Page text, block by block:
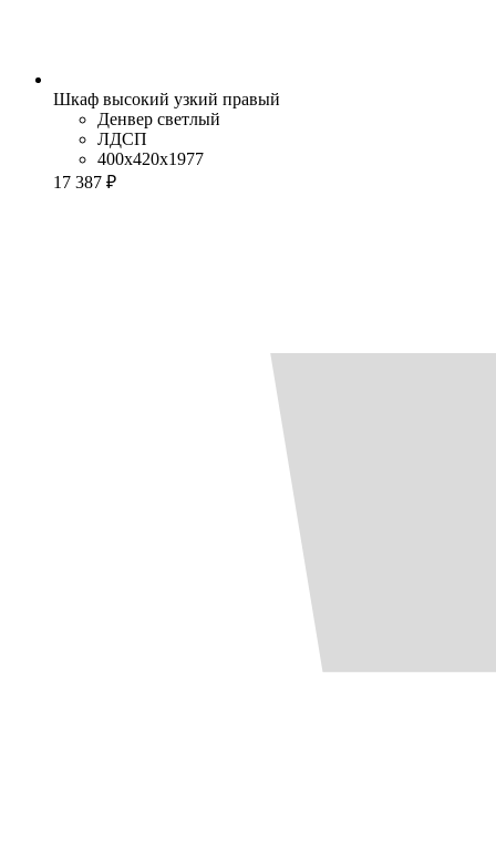
Шкаф высокий узкий правый
Денвер светлый
ЛДСП
400x420x1977
17 387 ₽